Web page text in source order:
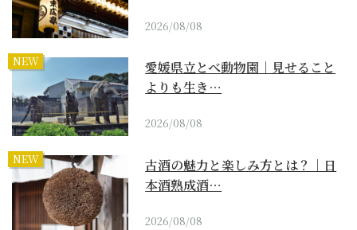
2026/08/08
NEW
愛媛県立とべ動物園｜見せること
よりも生き…
2026/08/08
NEW
古酒の魅力と楽しみ方とは？｜日
本酒熟成酒…
2026/08/08